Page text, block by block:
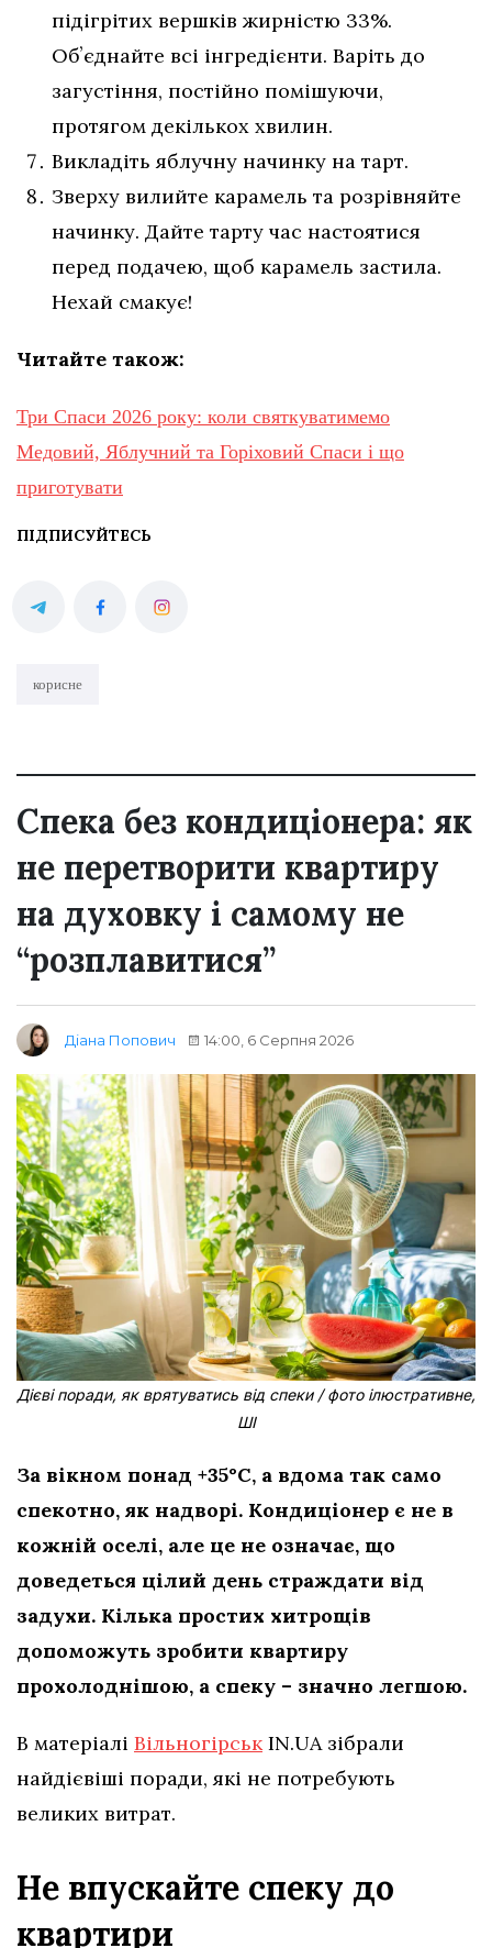
підігрітих вершків жирністю 33%.
Обʼєднайте всі інгредієнти. Варіть до
загустіння, постійно помішуючи,
протягом декількох хвилин.
Викладіть яблучну начинку на тарт.
Зверху вилийте карамель та розрівняйте
начинку. Дайте тарту час настоятися
перед подачею, щоб карамель застила.
Нехай смакує!
Читайте також:
Три Спаси 2026 року: коли святкуватимемо
Медовий, Яблучний та Горіховий Спаси і що
приготувати
ПІДПИСУЙТЕСЬ
корисне
Спека без кондиціонера: як
не перетворити квартиру
на духовку і самому не
“розплавитися”
Діана Попович 14:00, 6 Серпня 2026
Дієві поради, як врятуватись від спеки / фото ілюстративне,
ШІ
За вікном понад +35°C, а вдома так само
спекотно, як надворі. Кондиціонер є не в
кожній оселі, але це не означає, що
доведеться цілий день страждати від
задухи. Кілька простих хитрощів
допоможуть зробити квартиру
прохолоднішою, а спеку – значно легшою.
В матеріалі ВільногірськIN.UA зібрали
найдієвіші поради, які не потребують
великих витрат.
Не впускайте спеку до
квартири